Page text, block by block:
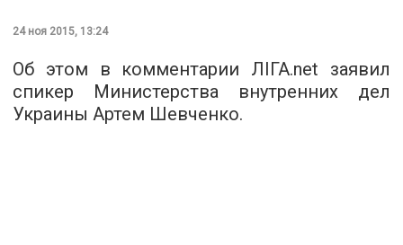
24 ноя 2015, 13:24
Об этом в комментарии ЛІГА.net заявил
спикер Министерства внутренних дел
Украины Артем Шевченко.